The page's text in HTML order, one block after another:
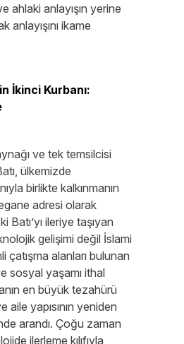
ahlaki anlayışın yerine
anlayışını ikame
İkinci Kurbanı:
ve tek temsilcisi
ülkemizde
birlikte kalkınmanın
adresi olarak
Batı’yı ileriye taşıyan
gelişimi değil İslami
çatışma alanları bulunan
sosyal yaşamı ithal
en büyük tezahürü
aile yapısının yeniden
arandı. Çoğu zaman
ilerleme kılıfıyla